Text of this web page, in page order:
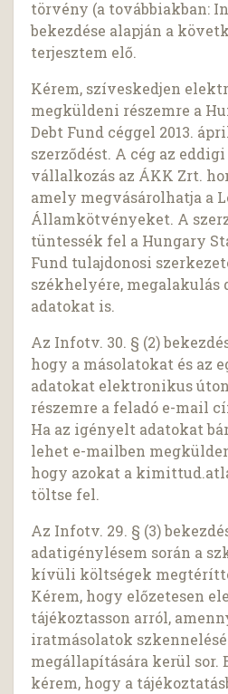
törvény (a továbbiakban:
bekezdése alapján a
terjesztem elő.
Kérem, szíveskedjen
megküldeni részemre a
Debt Fund céggel 2013.
szerződést. A cég az
vállalkozás az ÁKK Zrt.
amely megvásárolhatja a
Államkötvényeket. A
tüntessék fel a Hungary
Fund tulajdonosi
székhelyére, megalakulás
adatokat is.
Az Infotv. 30. § (2)
hogy a másolatokat és az
adatokat elektronikus
részemre a feladó e-mail
Ha az igényelt adatokat
lehet e-mailben
hogy azokat a
töltse fel.
Az Infotv. 29. § (3)
adatigénylésem során a
kívüli költségek
Kérem, hogy előzetesen
tájékoztasson arról,
iratmásolatok
megállapítására kerül sor.
kérem, hogy a